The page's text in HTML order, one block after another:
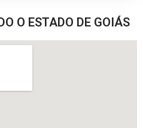
O ESTADO DE GOIÁS